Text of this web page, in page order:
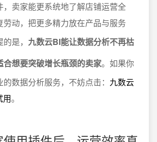
，卖家能更系统地了解店铺运营全
劳动，把更多精力放在产品与服务
是， 九数云BI能让数据分析不再枯
合想要突破增长瓶颈的卖家。如果你
数据分析服务，不妨点击： 九数云
用。